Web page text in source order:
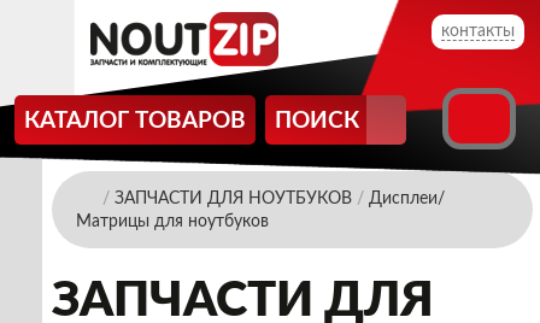
контакты
КАТАЛОГ ТОВАРОВ ПОИСК
/ ЗАПЧАСТИ ДЛЯ НОУТБУКОВ / Дисплеи/
Матрицы для ноутбуков
ЗАПЧАСТИ ДЛЯ